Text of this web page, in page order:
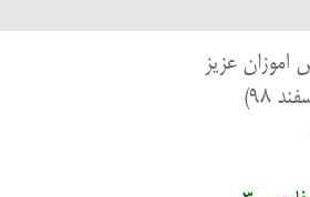
آموزان عزیز